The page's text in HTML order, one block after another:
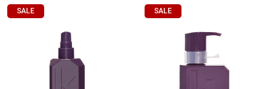
SALE SALE